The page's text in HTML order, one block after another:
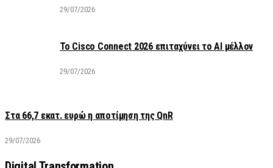
29/07/2026
Το Cisco Connect 2026 επιταχύνει το AI μέλλον
29/07/2026
Στα 66,7 εκατ. ευρώ η αποτίμηση της QnR
29/07/2026